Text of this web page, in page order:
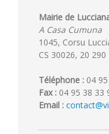
Mairie de
A Casa Cumuna
1045, Corsu
CS 30026, 20 290
Téléphone : 04
Fax : 04 95 38 33
Email :